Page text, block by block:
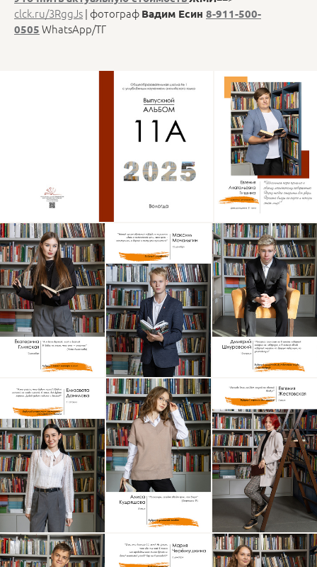
clck.ru/3RggJs| фотограф Вадим Есин 8-911-500-
0505 WhatsApp/ТГ